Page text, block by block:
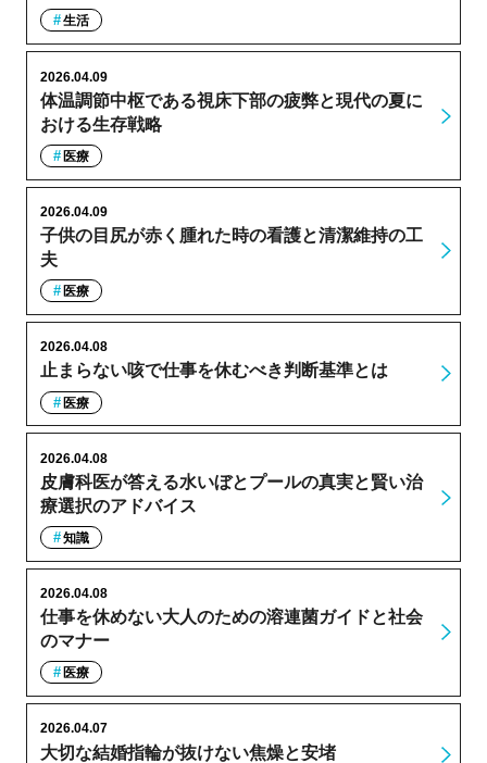
生活
体温調節中枢である視床下部の疲弊と現代の夏に
おける生存戦略
2026.04.09
医療
子供の目尻が赤く腫れた時の看護と清潔維持の工
夫
2026.04.09
医療
止まらない咳で仕事を休むべき判断基準とは
2026.04.08
医療
皮膚科医が答える水いぼとプールの真実と賢い治
療選択のアドバイス
2026.04.08
知識
仕事を休めない大人のための溶連菌ガイドと社会
のマナー
2026.04.08
医療
大切な結婚指輪が抜けない焦燥と安堵
2026.04.07